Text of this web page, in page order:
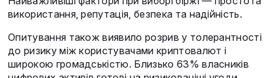
використання, репутація, безпека та надійність.
Опитування також виявило розрив у толерантності
до ризику між користувачами криптовалют і
широкою громадськістю. Близько 63% власників